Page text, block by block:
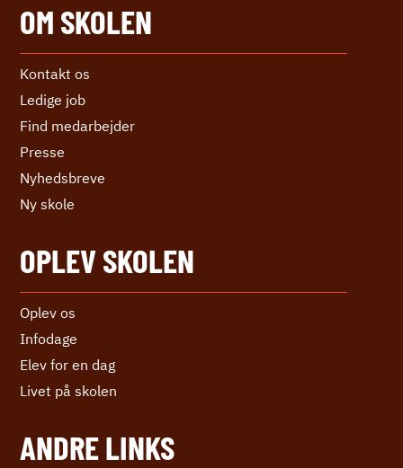
OM SKOLEN
Kontakt os
Ledige job
Find medarbejder
Presse
Nyhedsbreve
Ny skole
OPLEV SKOLEN
Oplev os
Infodage
Elev for en dag
Livet på skolen
ANDRE LINKS